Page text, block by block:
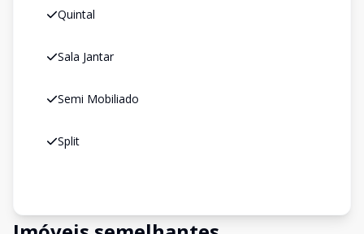
Quintal
Sala Jantar
Semi Mobiliado
Split